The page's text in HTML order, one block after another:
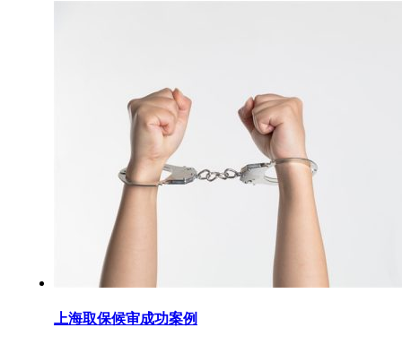
上海取保候审成功案例